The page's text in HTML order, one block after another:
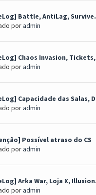
Battle, AntiLag,
poradmin
1 Voto(s) - 4 de 5 em
12345
Chaos Invasion,
poradmin
0 Voto(s) - 0 de 5 em média
12345
Capacidade das Salas,
poradmin
0 Voto(s) - 0 de 5 em média
12 345
Possível atraso do CS
poradmin
1 Voto(s) - 5 de 5 em
12345
Arka War, Loja X,
poradmin
0 Voto(s) - 0 de 5 em média
12345